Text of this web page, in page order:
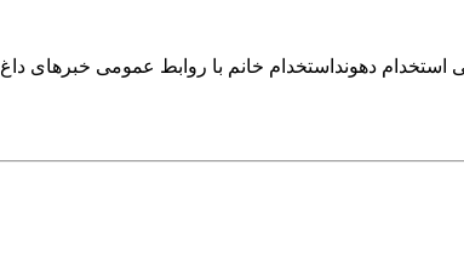
استخدام دهونداستخدام خانم با روابط عمومی خبرهای داغ